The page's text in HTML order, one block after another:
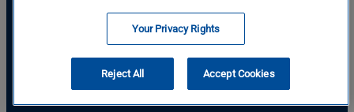
12570 St. Rt. 143
Highland, IL, USA, 62249
© Copyright © Basler Electric Company 2026
Your Privacy Rights
Reject All Accept Cookies